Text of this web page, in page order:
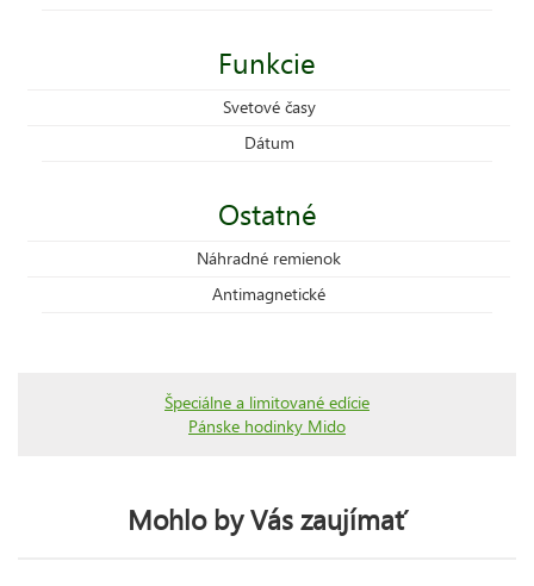
Funkcie
Svetové časy
Dátum
Ostatné
Náhradné remienok
Antimagnetické
Špeciálne a limitované edície
Pánske hodinky Mido
Mohlo by Vás zaujímať